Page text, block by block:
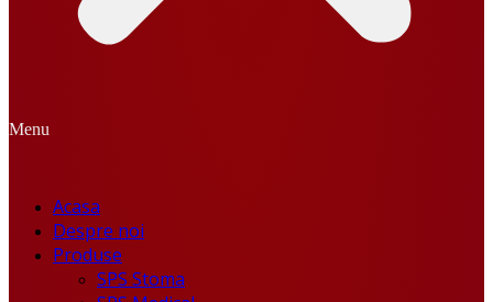
Menu
Acasa
Despre noi
Produse
SPS Stoma